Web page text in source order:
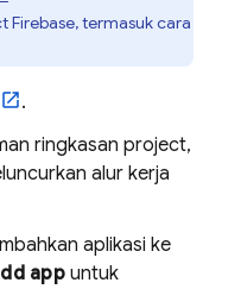
Firebase, termasuk cara
.
ringkasan project,
alur kerja
aplikasi ke
appuntuk